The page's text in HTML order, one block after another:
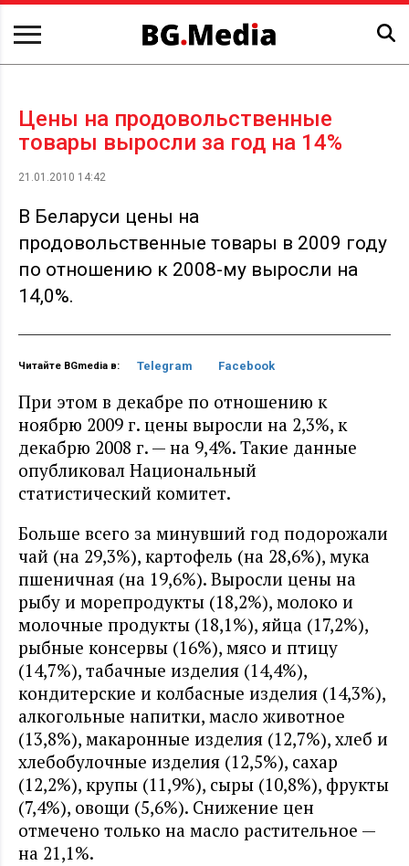
Цены на продовольственные
товары выросли за год на 14%
21.01.2010 14:42
В Беларуси цены на
продовольственные товары в 2009 году
по отношению к 2008-му выросли на
14,0%.
Читайте BGmedia в: Telegram Facebook
При этом в декабре по отношению к
ноябрю 2009 г. цены выросли на 2,3%, к
декабрю 2008 г. — на 9,4%. Такие данные
опубликовал Национальный
статистический комитет.
Больше всего за минувший год подорожали
чай (на 29,3%), картофель (на 28,6%), мука
пшеничная (на 19,6%). Выросли цены на
рыбу и морепродукты (18,2%), молоко и
молочные продукты (18,1%), яйца (17,2%),
рыбные консервы (16%), мясо и птицу
(14,7%), табачные изделия (14,4%),
кондитерские и колбасные изделия (14,3%),
алкогольные напитки, масло животное
(13,8%), макаронные изделия (12,7%), хлеб и
хлебобулочные изделия (12,5%), сахар
(12,2%), крупы (11,9%), сыры (10,8%), фрукты
(7,4%), овощи (5,6%). Снижение цен
отмечено только на масло растительное —
на 21,1%.